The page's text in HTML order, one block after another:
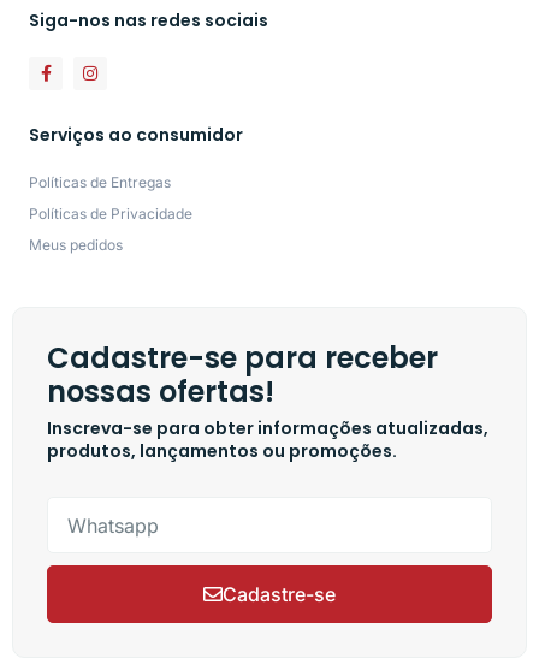
Siga-nos nas redes sociais
Serviços ao consumidor
Políticas de Entregas
Políticas de Privacidade
Meus pedidos
Cadastre-se para receber
nossas ofertas!
Inscreva-se para obter informações atualizadas,
produtos, lançamentos ou promoções.
Cadastre-se